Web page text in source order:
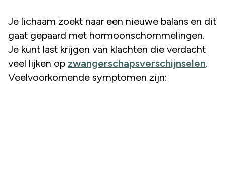
Je lichaam zoekt naar een nieuwe balans en dit
gaat gepaard met hormoonschommelingen.
Je kunt last krijgen van klachten die verdacht
veel lijken op zwangerschapsverschijnselen.
Veelvoorkomende symptomen zijn: